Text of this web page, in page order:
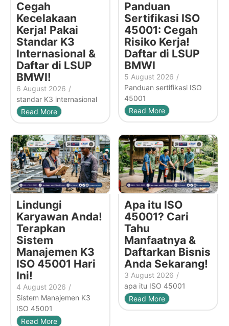
Cegah
Kecelakaan
Kerja! Pakai
Standar K3
Internasional &
Daftar di LSUP
BMWI!
6 August 2026 /
standar K3 internasional
Read More
Panduan
Sertifikasi ISO
45001: Cegah
Risiko Kerja!
Daftar di LSUP
BMWI
5 August 2026 /
Panduan sertifikasi ISO
45001
Read More
Lindungi
Karyawan Anda!
Terapkan
Sistem
Manajemen K3
ISO 45001 Hari
Ini!
4 August 2026 /
Sistem Manajemen K3
ISO 45001
Read More
Apa itu ISO
45001? Cari
Tahu
Manfaatnya &
Daftarkan Bisnis
Anda Sekarang!
3 August 2026 /
apa itu ISO 45001
Read More